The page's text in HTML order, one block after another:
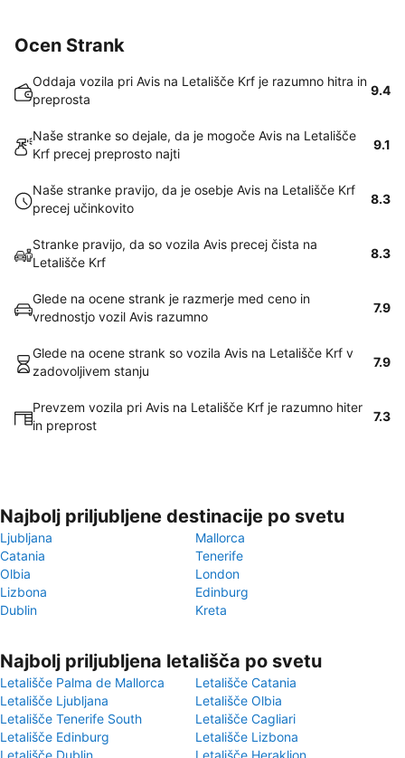
Ocen Strank
Oddaja vozila pri Avis na Letališče Krf je razumno hitra in
preprosta
9.4
Naše stranke so dejale, da je mogoče Avis na Letališče
Krf precej preprosto najti
9.1
Naše stranke pravijo, da je osebje Avis na Letališče Krf
precej učinkovito
8.3
Stranke pravijo, da so vozila Avis precej čista na
Letališče Krf
8.3
Glede na ocene strank je razmerje med ceno in
vrednostjo vozil Avis razumno
7.9
Glede na ocene strank so vozila Avis na Letališče Krf v
zadovoljivem stanju
7.9
Prevzem vozila pri Avis na Letališče Krf je razumno hiter
in preprost
7.3
Najbolj priljubljene destinacije po svetu
Ljubljana
Mallorca
Catania
Tenerife
Olbia
London
Lizbona
Edinburg
Dublin
Kreta
Najbolj priljubljena letališča po svetu
Letališče Palma de Mallorca
Letališče Catania
Letališče Ljubljana
Letališče Olbia
Letališče Tenerife South
Letališče Cagliari
Letališče Edinburg
Letališče Lizbona
Letališče Dublin
Letališče Heraklion